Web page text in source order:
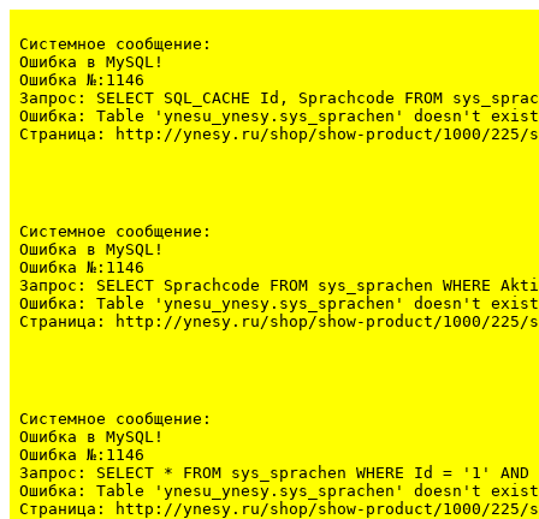
Системное сообщение:
Ошибка в MySQL!
Ошибка №:1146
Запрос: SELECT SQL_CACHE Id, Sprachcode FROM
Ошибка: Table 'ynesu_ynesy.sys_sprachen' doesn't exist
Страница: http://ynesy.ru/shop/show-product/1000/225/
Системное сообщение:
Ошибка в MySQL!
Ошибка №:1146
Запрос: SELECT Sprachcode FROM sys_sprachen WHERE
Ошибка: Table 'ynesu_ynesy.sys_sprachen' doesn't exist
Страница: http://ynesy.ru/shop/show-product/1000/225/
Системное сообщение:
Ошибка в MySQL!
Ошибка №:1146
Запрос: SELECT * FROM sys_sprachen WHERE Id = '1'
Ошибка: Table 'ynesu_ynesy.sys_sprachen' doesn't exist
Страница: http://ynesy.ru/shop/show-product/1000/225/